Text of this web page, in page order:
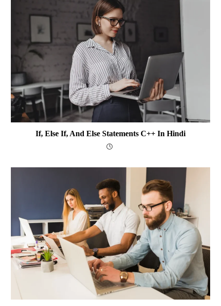
If, Else If, And Else Statements C++ In Hindi